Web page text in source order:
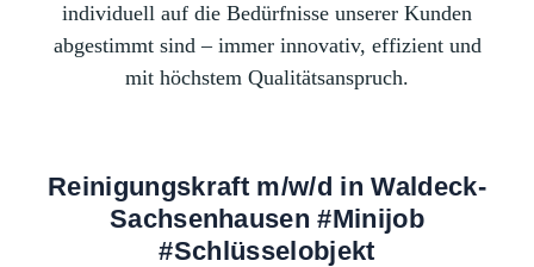
individuell auf die Bedürfnisse unserer Kunden
abgestimmt sind – immer innovativ, effizient und
mit höchstem Qualitätsanspruch.
Reinigungskraft m/w/d in Waldeck-
Sachsenhausen #Minijob
#Schlüsselobjekt